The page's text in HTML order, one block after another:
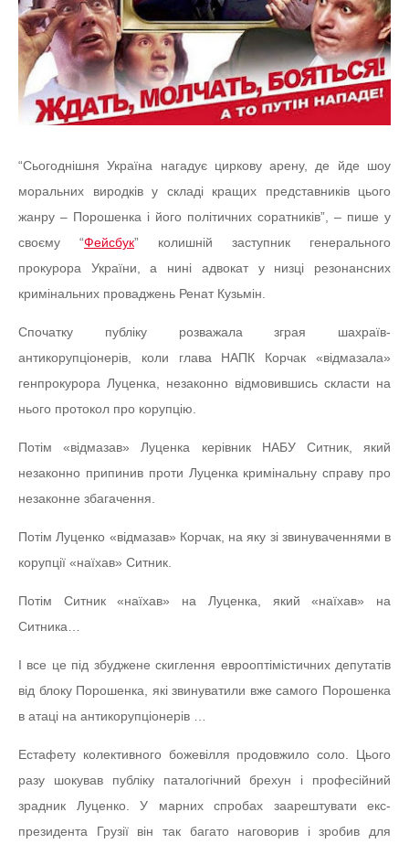
“Сьогоднішня Україна нагадує циркову арену, де йде шоу
моральних виродків у складі кращих представників цього
жанру – Порошенка і його політичних соратників”, – пише у
своєму “Фейсбук” колишній заступник генерального
прокурора України, а нині адвокат у низці резонансних
кримінальних проваджень Ренат Кузьмін.
Спочатку публіку розважала зграя шахраїв-
антикорупціонерів, коли глава НАПК Корчак «відмазала»
генпрокурора Луценка, незаконно відмовившись скласти на
нього протокол про корупцію.
Потім «відмазав» Луценка керівник НАБУ Ситник, який
незаконно припинив проти Луценка кримінальну справу про
незаконне збагачення.
Потім Луценко «відмазав» Корчак, на яку зі звинуваченнями в
корупції «наїхав» Ситник.
Потім Ситник «наїхав» на Луценка, який «наїхав» на
Ситника…
І все це під збуджене скиглення еврооптімістичних депутатів
від блоку Порошенка, які звинуватили вже самого Порошенка
в атаці на антикорупціонерів …
Естафету колективного божевілля продовжило соло. Цього
разу шокував публіку паталогічний брехун і професійний
зрадник Луценко. У марних спробах заарештувати екс-
президента Грузії він так багато наговорив і зробив для